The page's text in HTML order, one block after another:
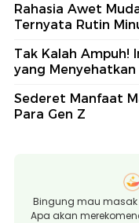
Rahasia Awet
Ternyata Rutin
Tak Kalah Ampuh!
yang Menyehatkan
Sederet Manfaat
Para Gen Z
Bingung mau masak
Apa akan